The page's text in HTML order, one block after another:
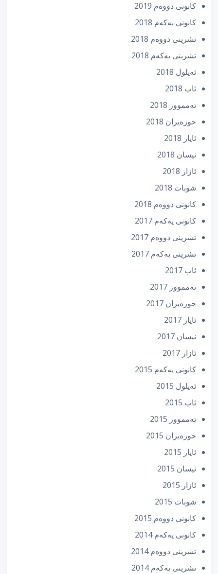
كانونی دووه‌م 2019
كانونی یه‌كه‌م 2018
تشرینی دووه‌م 2018
تشرینی یه‌كه‌م 2018
ئه‌یلول 2018
ئاب 2018
تەممووز 2018
حوزه‌یران 2018
ئایار 2018
نیسان 2018
ئازار 2018
شوبات 2018
كانونی دووه‌م 2018
كانونی یه‌كه‌م 2017
تشرینی دووه‌م 2017
تشرینی یه‌كه‌م 2017
ئاب 2017
تەممووز 2017
حوزه‌یران 2017
ئایار 2017
نیسان 2017
ئازار 2017
كانونی یه‌كه‌م 2015
ئه‌یلول 2015
ئاب 2015
تەممووز 2015
حوزه‌یران 2015
ئایار 2015
نیسان 2015
ئازار 2015
شوبات 2015
كانونی دووه‌م 2015
كانونی یه‌كه‌م 2014
تشرینی دووه‌م 2014
تشرینی یه‌كه‌م 2014